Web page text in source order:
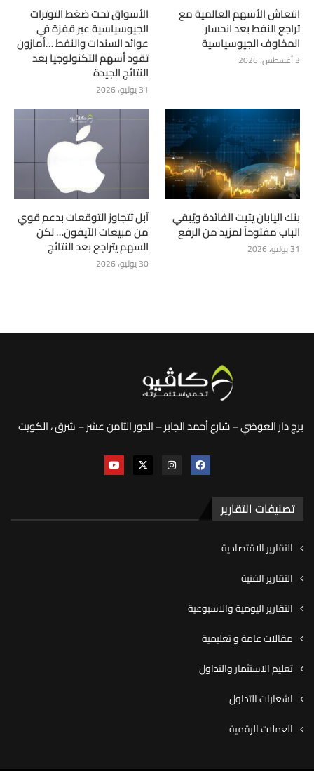
انتعاش الأسهم العالمية مع
تراجع النفط بعد انحسار
المخاوف الجيوسياسية
3 أغسطس، 2026
الأسواق تحت ضغط التوترات
الجيوسياسية عبر قفزة في
عوائد السندات والنفط …أمازون
تقود أسهم التكنولوجيا بعد
النتائج الجيدة
31 يوليو، 2026
بنك اليابان يثبت الفائدة ويُبقي
الباب مفتوحاً لمزيد من الرفع
31 يوليو، 2026
آبل تتجاوز التوقعات بدعم قوي
من مبيعات الآيفون… لكن
السهم يتراجع بعد النتائج
30 يوليو، 2026
برج دار العوضي – شارع أحمد الجابر – الدور الثامن عشر – شرق ، الكويت
تصنيفات التقارير
التقارير الاقتصادية
التقارير الفنية
التقارير اليومية والاسبوعية
مقالات عامة و تعليمية
تعليم الاستثمار والتداول
اشعارات التداول
العملات الرقمية